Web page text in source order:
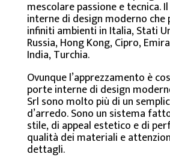
mescolare passione e tecnica.
interne di design moderno che
infiniti ambienti in Italia, Stati
Russia, Hong Kong, Cipro,
India, Turchia.
Ovunque l’apprezzamento è
porte interne di design
Srl sono molto più di un
d’arredo. Sono un sistema
stile, di appeal estetico e di
qualità dei materiali e
dettagli.